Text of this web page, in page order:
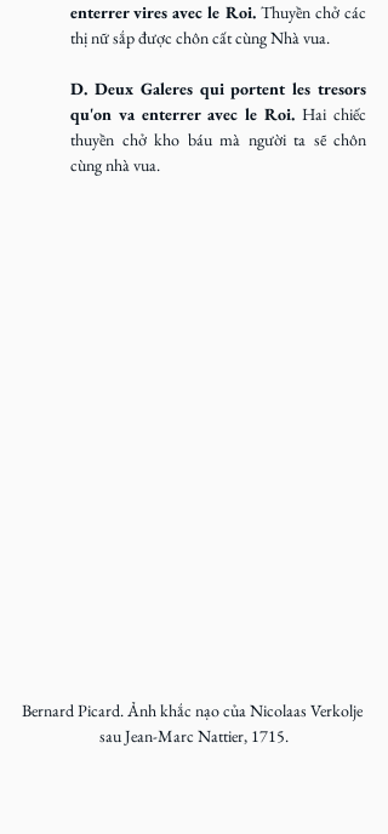
enterrer vires avec le Roi. Thuyền chở các
thị nữ sắp được chôn cất cùng Nhà vua.
D. Deux Galeres qui portent les tresors
qu'on va enterrer avec le Roi. Hai chiếc
thuyền chở kho báu mà người ta sẽ chôn
cùng nhà vua.
Bernard Picard. Ảnh khắc nạo của Nicolaas Verkolje
sau Jean-Marc Nattier, 1715.